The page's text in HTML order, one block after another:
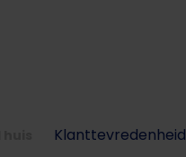
Klanttevredenheid